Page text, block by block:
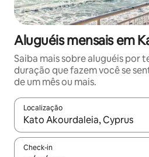
Aluguéis mensais em
Saiba mais sobre aluguéis por
duração que fazem você se
de um mês ou mais.
Localização
Quando os resultados
Check-in